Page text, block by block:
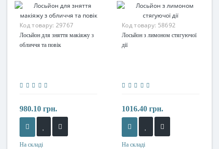
Код товару: 29767
Лосьйон для зняття макіяжу з
обличчя та повік
980.10 грн.
На складі
Код товару: 58692
Лосьйон з лимоном стягуючої
дії
1016.40 грн.
На складі